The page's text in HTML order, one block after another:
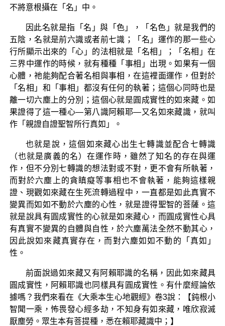
不將意根攝在「名」中。
因此名就是指「名」與「色」，「名色」就是我們的
五陰，名就是前六識或者前七識；「名」運作的那一些心
行所顯示出來的「心」的法相就是「名相」；「名相」在
三界中運作的時候，就有種種「事相」出現。如果有一個
心體，祂能夠配合著名相與事相，在這裡面運作，但對於
「名相」和「事相」都沒有任何的執著；這個心同時也是
離一切六塵上的分別；這個心就是圓成實性的如來藏。如
果證得了這一種心—第八識阿賴耶—又名如來藏識，就叫
作「親證自證聖智所行真如」。
也就是說，這個如來藏心出生七轉識並配合七轉識
（也就是廣義的名）在運作時，雖然了知名的存在與運
作，但不分別七轉識的想法對或不對，更不會有所執著，
而對於六塵上的貪瞋癡等事相也不會執著，能夠這樣親
證、現觀如來藏在生死流轉過程中，一直都是如此真實不
變異而如如不動於六塵的心性，就是證得聖智的菩薩。這
就是說具有圓成實性的心就是如來藏心，而圓成實性心具
有真實不變異的自體與自性，於六塵萬法全然不動其心，
因此說如來藏真實存在，而對六塵如如不動的「真如」
性。
前面說過如來藏又有阿賴耶識的名稱，因此如來藏具
圓成實性，阿賴耶識也同樣具有圓成實性。有什麼經論依
據嗎？我們來看在《大乘本生心地觀經》卷3說：【鈍根小
智聞一乘，怖畏發心經多劫，不知身有如來藏，唯欣寂滅
厭塵勞。眾生本有菩提種，悉在賴耶藏識中；】